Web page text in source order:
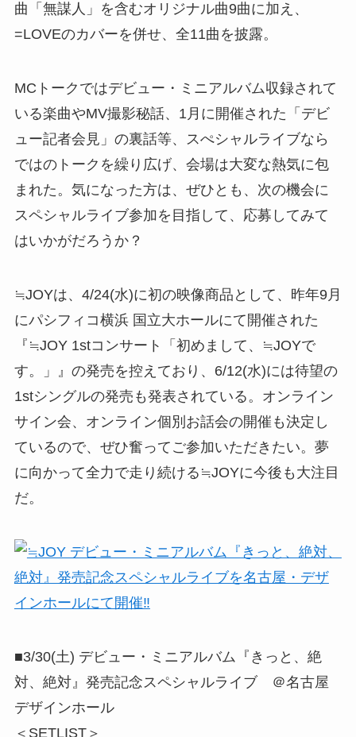
曲「無謀人」を含むオリジナル曲9曲に加え、
=LOVEのカバーを併せ、全11曲を披露。
MCトークではデビュー・ミニアルバム収録されて
いる楽曲やMV撮影秘話、1月に開催された「デビ
ュー記者会見」の裏話等、スぺシャルライブなら
ではのトークを繰り広げ、会場は大変な熱気に包
まれた。気になった方は、ぜひとも、次の機会に
スペシャルライブ参加を目指して、応募してみて
はいかがだろうか？
≒JOYは、4/24(水)に初の映像商品として、昨年9月
にパシフィコ横浜 国立大ホールにて開催された
『≒JOY 1stコンサート「初めまして、≒JOYで
す。」』の発売を控えており、6/12(水)には待望の
1stシングルの発売も発表されている。オンライン
サイン会、オンライン個別お話会の開催も決定し
ているので、ぜひ奮ってご参加いただきたい。夢
に向かって全力で走り続ける≒JOYに今後も大注目
だ。
■3/30(土) デビュー・ミニアルバム『きっと、絶
対、絶対』発売記念スペシャルライブ ＠名古屋
デザインホール
＜SETLIST＞